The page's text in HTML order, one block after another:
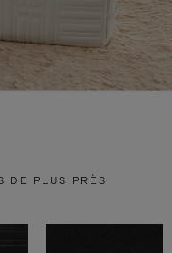
DE PLUS PRÈS